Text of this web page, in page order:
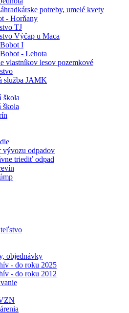
potreby, umelé kvety
- Horňany
TJ
Výčap u Maca
I
- Lehota
vlastníkov lesov pozemkové
služba JAMK
škola
škola
vývozu odpadov
triediť odpad
objednávky
- do roku 2025
- do roku 2012